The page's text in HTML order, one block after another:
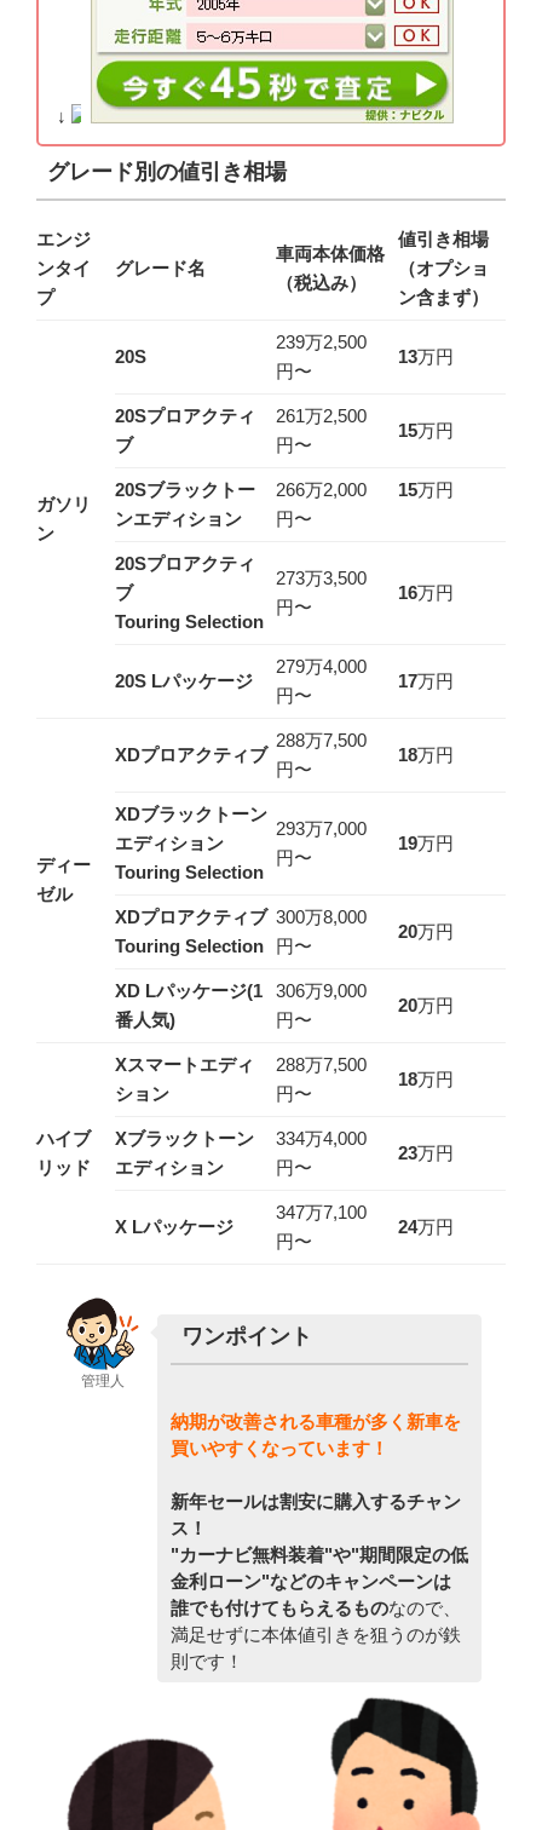
↓
グレード別の値引き相場
エンジ
ンタイ
プ
グレード名
車両本体価格
（税込み）
値引き相場
（オプショ
ン含まず）
ガソリ
ン
20S
239万2,500
円〜
13万円
20Sプロアクティ
ブ
261万2,500
円〜
15万円
20Sブラックトー
ンエディション
266万2,000
円〜
15万円
20Sプロアクティ
ブ
Touring Selection
273万3,500
円〜
16万円
20S Lパッケージ
279万4,000
円〜
17万円
ディー
ゼル
XDプロアクティブ
288万7,500
円〜
18万円
XDブラックトーン
エディション
Touring Selection
293万7,000
円〜
19万円
XDプロアクティブ
Touring Selection
300万8,000
円〜
20万円
XD Lパッケージ(1
番人気)
306万9,000
円〜
20万円
ハイブ
リッド
Xスマートエディ
ション
288万7,500
円〜
18万円
Xブラックトーン
エディション
334万4,000
円〜
23万円
X Lパッケージ
347万7,100
円〜
24万円
管理人
ワンポイント
納期が改善される車種が多く新車を
買いやすくなっています！
新年セールは割安に購入するチャン
ス！
"カーナビ無料装着"や"期間限定の低
金利ローン"などのキャンペーンは
誰でも付けてもらえるものなので、
満足せずに本体値引きを狙うのが鉄
則です！